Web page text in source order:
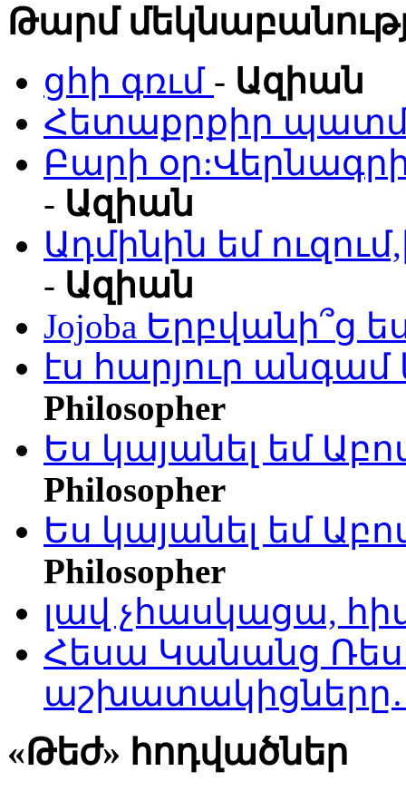
Թարմ
ցհի գռւմ - Ազիան
Հետաքրքիր
Բարի
- Ազիան
Ադմինին եմ
- Ազիան
Jojoba Երբվանի՞ց
էս հարյուր
Philosopher
Ես կայանել եմ
Philosopher
Ես կայանել եմ
Philosopher
լավ չհասկացա,
Հեսա Կանանց
«Թեժ» հոդվածներ